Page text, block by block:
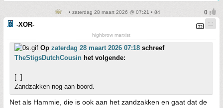
• zaterdag 28 maart 2026 @ 07:21 • 84
-XOR-
highbrow marxist
Op zaterdag 28 maart 2026 07:18 schreef
TheStigsDutchCousin het volgende:
[..]
Zandzakken nog aan boord.
Net als Hammie, die is ook aan het zandzakken en gaat dat de